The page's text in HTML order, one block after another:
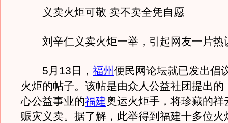
义卖火炬可敬 卖不卖全凭自愿
刘辛仁义卖火炬一举，引起网友一片热
5月13日， 福州便民网论坛就已发出倡
火炬的帖子。该帖是由众人公益社团提出的
心公益事业的福建奥运火炬手，将珍藏的祥
赈灾义卖。据了解，此举得到福建十多位火